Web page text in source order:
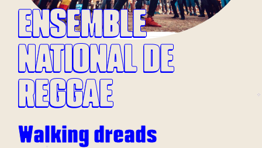
ENSEMBLE
NATIONAL DE
REGGAE
Walking dreads